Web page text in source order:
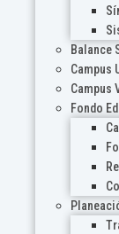
Balance
Campus
Campus
Fondo